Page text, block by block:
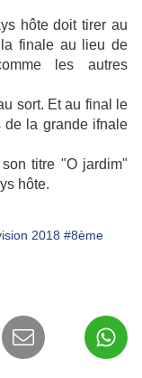
hôte doit tirer au
finale au lieu de
les autres
sort. Et au final le
de la grande ifnale
titre "O jardim"
hôte.
2018 #8ème